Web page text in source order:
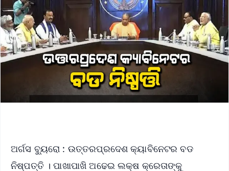
ଅର୍ଗସ ବ୍ୟୁରୋ : ଉତ୍ତରପ୍ରଦେଶ କ୍ୟାବିନେଟର ବଡ
ନିଷ୍ପତ୍ତି । ପାଖାପାଖି ଅଢେଇ ଲକ୍ଷ କ୍ରେତାଙ୍କୁ